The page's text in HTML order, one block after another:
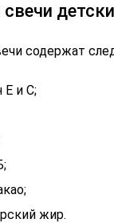
содержат
Е и С;
жир.